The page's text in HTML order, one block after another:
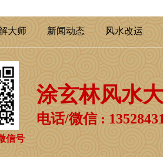
大师 新闻动态 风水改运
信号
涂玄林风水
电话/微信 :